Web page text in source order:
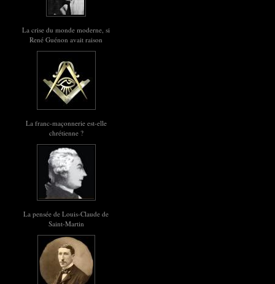
La crise du monde moderne, si
René Guénon avait raison
La franc-maçonnerie est-elle
chrétienne ?
La pensée de Louis-Claude de
Saint-Martin